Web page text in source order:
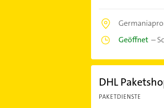
Geöffnet–
DHL
PAKETDIENSTE